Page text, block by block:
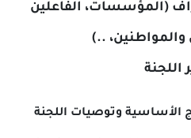
الفاعلين
..)
وتوصيات اللجنة